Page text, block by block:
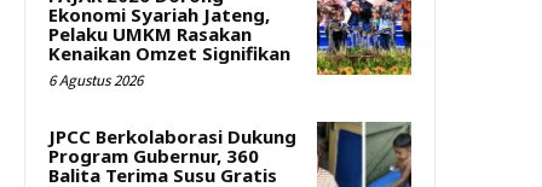
Ekonomi Syariah Jateng,
Pelaku UMKM Rasakan
Kenaikan Omzet Signifikan
6 Agustus 2026
JPCC Berkolaborasi Dukung
Program Gubernur, 360
Balita Terima Susu Gratis